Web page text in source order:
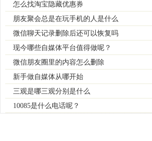
怎么找淘宝隐藏优惠券
朋友聚会总是在玩手机的人是什么
微信聊天记录删除后还可以恢复吗
现今哪些自媒体平台值得做呢？
微信朋友圈里的内容怎么删除
新手做自媒体从哪开始
三观是哪三观分别是什么
10085是什么电话呢？